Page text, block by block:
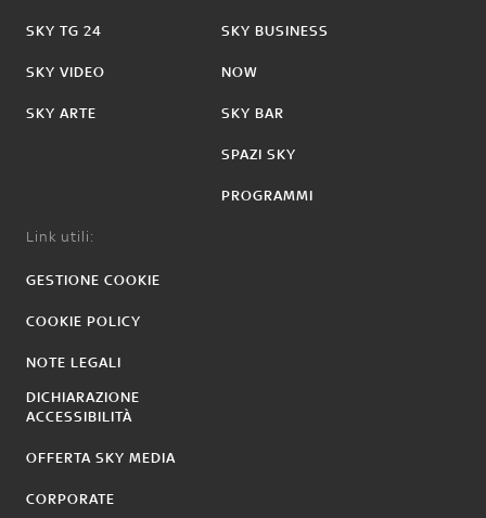
SKY TG 24
SKY VIDEO
SKY ARTE
SKY BUSINESS
NOW
SKY BAR
SPAZI SKY
PROGRAMMI
Link utili:
GESTIONE COOKIE
COOKIE POLICY
NOTE LEGALI
DICHIARAZIONE
ACCESSIBILITÀ
OFFERTA SKY MEDIA
CORPORATE